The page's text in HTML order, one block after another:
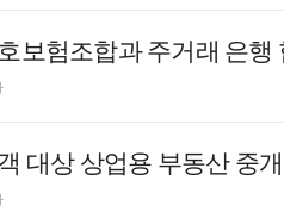
보험조합과 주거래 은행
대상 상업용 부동산 중